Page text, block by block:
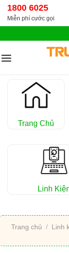
Chuyển
đến
dung
1800 6025
Miễn phí cước gọi
Trang Chủ
Linh
Trang chủ / Linh